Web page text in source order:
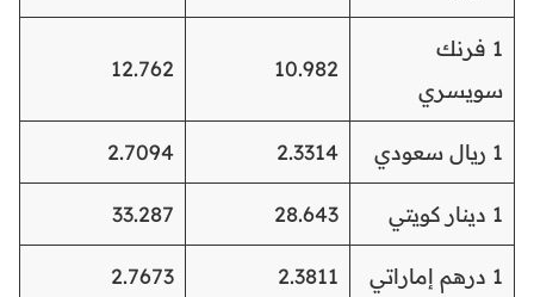
1 فرنك
سويسري
10.982
12.762
1 ريال سعودي 2.3314
2.7094
1 دينار كويتي 28.643
33.287
1 درهم إماراتي 2.3811
2.7673